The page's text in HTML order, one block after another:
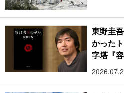
東野圭
かった
字塔『